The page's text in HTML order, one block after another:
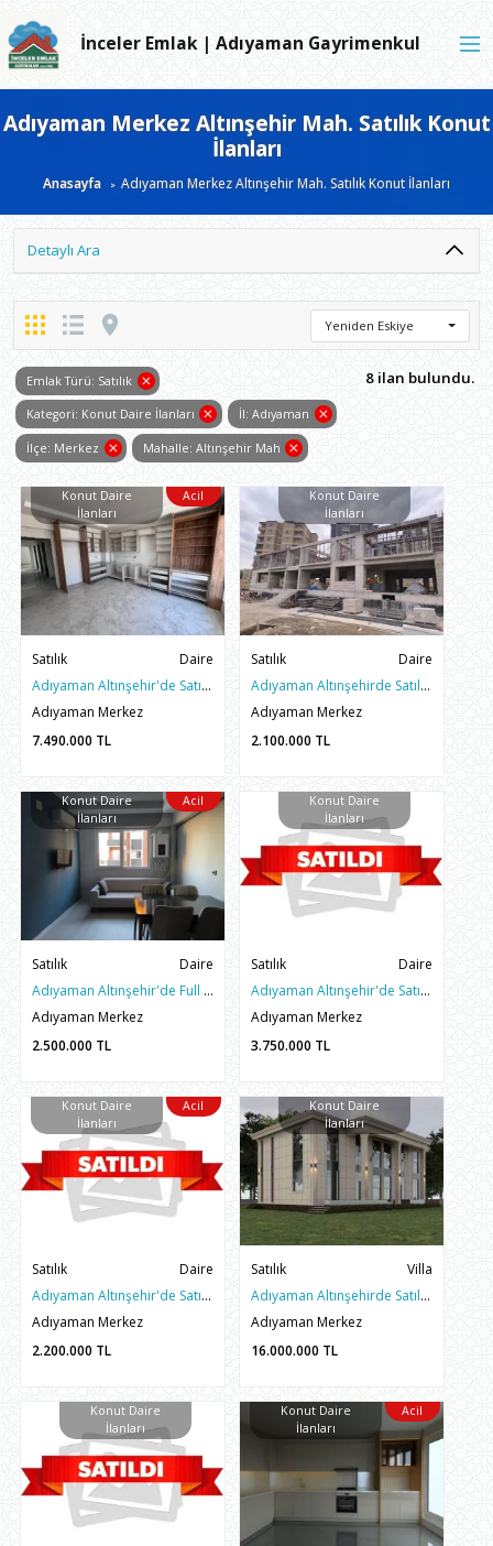
İnceler Emlak | Adıyaman Gayrimenkul
​Adıyaman Merkez Altınşehir Mah. Satılık Konut
İlanları
Anasayfa ​Adıyaman Merkez Altınşehir Mah. Satılık Konut İlanları
Detaylı Ara
Yeniden Eskiye
8 ilan bulundu.
Emlak Türü: Satılık
Kategori: Konut Daire İlanları İl: Adıyaman
İlçe: Merkez Mahalle: Altınşehir Mah
Konut Daire
İlanları
Acil
Satılık
Daire
Adıyaman Altınşehir'de Satılık 3.5+1 ARAKAT SIFIR DAİRE
Adıyaman Merkez
7.490.000 TL
Konut Daire
İlanları
Satılık
Daire
Adıyaman Altınşehirde Satılık 1+1 Sıfır Yapı Daireler
Adıyaman Merkez
2.100.000 TL
Konut Daire
İlanları
Acil
Satılık
Daire
Adıyaman Altınşehir'de Full Eşyalı Satılık 1+1 Sıfır Daire
Adıyaman Merkez
2.500.000 TL
Konut Daire
İlanları
Satılık
Daire
Adıyaman Altınşehir'de Satılık Manas batısı 200 m² genişliğinde 4+1 Lüks Daire
Adıyaman Merkez
3.750.000 TL
Konut Daire
İlanları
Acil
Satılık
Daire
Adıyaman Altınşehir'de Satılık 2+1 Arakat Daire
Adıyaman Merkez
2.200.000 TL
Konut Daire
İlanları
Satılık
Villa
Adıyaman Altınşehirde Satılık Sıfır Lüks Villa | İnceler Emlak
Adıyaman Merkez
16.000.000 TL
Konut Daire
İlanları
Konut Daire
İlanları
Acil